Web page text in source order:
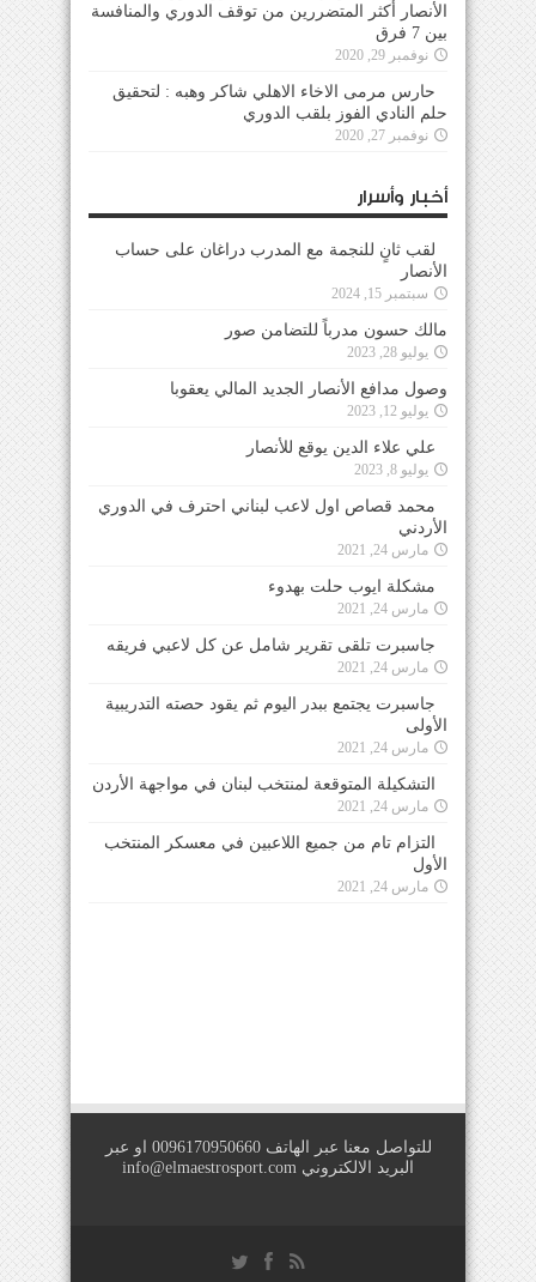
الأنصار أكثر المتضررين من توقف الدوري والمنافسة
بين 7 فرق
نوفمبر 29, 2020
حارس مرمى الاخاء الاهلي شاكر وهبه : لتحقيق
حلم النادي الفوز بلقب الدوري
نوفمبر 27, 2020
أخبار وأسرار
لقب ثانٍ للنجمة مع المدرب دراغان على حساب
الأنصار
سبتمبر 15, 2024
مالك حسون مدرباً للتضامن صور
يوليو 28, 2023
وصول مدافع الأنصار الجديد المالي يعقوبا
يوليو 12, 2023
علي علاء الدين يوقع للأنصار
يوليو 8, 2023
محمد قصاص اول لاعب لبناني احترف في الدوري
الأردني
مارس 24, 2021
مشكلة ايوب حلت بهدوء
مارس 24, 2021
جاسبرت تلقى تقرير شامل عن كل لاعبي فريقه
مارس 24, 2021
جاسبرت يجتمع ببدر اليوم ثم يقود حصته التدريبية
الأولى
مارس 24, 2021
التشكيلة المتوقعة لمنتخب لبنان في مواجهة الأردن
مارس 24, 2021
التزام تام من جميع اللاعبين في معسكر المنتخب
الأول
مارس 24, 2021
للتواصل معنا عبر الهاتف 0096170950660 او عبر
البريد الالكتروني info@elmaestrosport.com